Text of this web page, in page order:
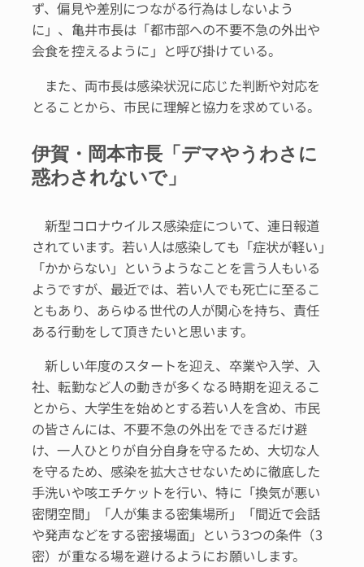
ず、偏見や差別につながる行為はしないよう
に」、亀井市長は「都市部への不要不急の外出や
会食を控えるように」と呼び掛けている。
また、両市長は感染状況に応じた判断や対応を
とることから、市民に理解と協力を求めている。
伊賀・岡本市長「デマやうわさに
惑わされないで」
新型コロナウイルス感染症について、連日報道
されています。若い人は感染しても「症状が軽い」
「かからない」というようなことを言う人もいる
ようですが、最近では、若い人でも死亡に至るこ
ともあり、あらゆる世代の人が関心を持ち、責任
ある行動をして頂きたいと思います。
新しい年度のスタートを迎え、卒業や入学、入
社、転勤など人の動きが多くなる時期を迎えるこ
とから、大学生を始めとする若い人を含め、市民
の皆さんには、不要不急の外出をできるだけ避
け、一人ひとりが自分自身を守るため、大切な人
を守るため、感染を拡大させないために徹底した
手洗いや咳エチケットを行い、特に「換気が悪い
密閉空間」「人が集まる密集場所」「間近で会話
や発声などをする密接場面」という3つの条件（3
密）が重なる場を避けるようにお願いします。